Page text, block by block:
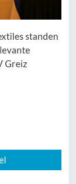
standen
Greiz